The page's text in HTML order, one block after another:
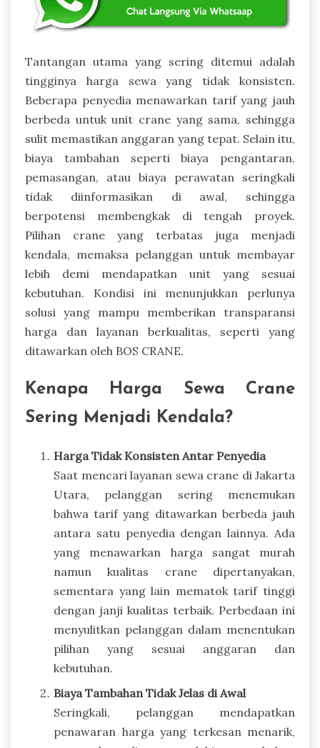
Tantangan utama yang sering ditemui adalah
tingginya harga sewa yang tidak konsisten.
Beberapa penyedia menawarkan tarif yang jauh
berbeda untuk unit crane yang sama, sehingga
sulit memastikan anggaran yang tepat. Selain itu,
biaya tambahan seperti biaya pengantaran,
pemasangan, atau biaya perawatan seringkali
tidak diinformasikan di awal, sehingga
berpotensi membengkak di tengah proyek.
Pilihan crane yang terbatas juga menjadi
kendala, memaksa pelanggan untuk membayar
lebih demi mendapatkan unit yang sesuai
kebutuhan. Kondisi ini menunjukkan perlunya
solusi yang mampu memberikan transparansi
harga dan layanan berkualitas, seperti yang
ditawarkan oleh BOS CRANE.
Kenapa Harga Sewa Crane
Sering Menjadi Kendala?
Harga Tidak Konsisten Antar Penyedia
Saat mencari layanan sewa crane di Jakarta
Utara, pelanggan sering menemukan
bahwa tarif yang ditawarkan berbeda jauh
antara satu penyedia dengan lainnya. Ada
yang menawarkan harga sangat murah
namun kualitas crane dipertanyakan,
sementara yang lain mematok tarif tinggi
dengan janji kualitas terbaik. Perbedaan ini
menyulitkan pelanggan dalam menentukan
pilihan yang sesuai anggaran dan
kebutuhan.
Biaya Tambahan Tidak Jelas di Awal
Seringkali, pelanggan mendapatkan
penawaran harga yang terkesan menarik,